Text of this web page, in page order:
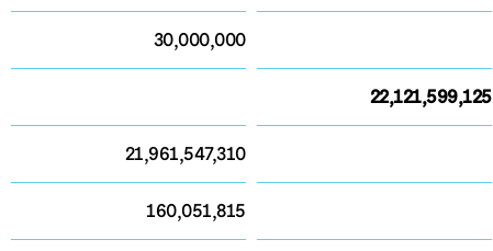
30,000,000
22,121,599,125
21,961,547,310
160,051,815